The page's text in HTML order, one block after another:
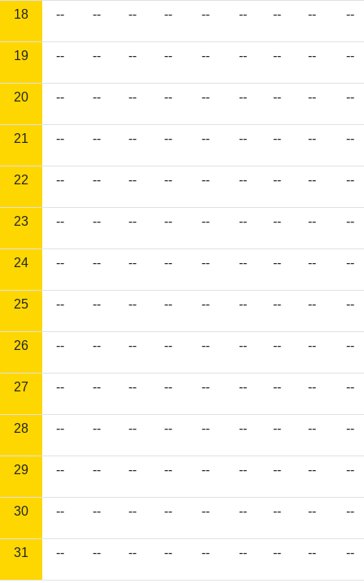
18 -- -- -- -- -- -- -- -- --
19 -- -- -- -- -- -- -- -- --
20 -- -- -- -- -- -- -- -- --
21 -- -- -- -- -- -- -- -- --
22 -- -- -- -- -- -- -- -- --
23 -- -- -- -- -- -- -- -- --
24 -- -- -- -- -- -- -- -- --
25 -- -- -- -- -- -- -- -- --
26 -- -- -- -- -- -- -- -- --
27 -- -- -- -- -- -- -- -- --
28 -- -- -- -- -- -- -- -- --
29 -- -- -- -- -- -- -- -- --
30 -- -- -- -- -- -- -- -- --
31 -- -- -- -- -- -- -- -- --